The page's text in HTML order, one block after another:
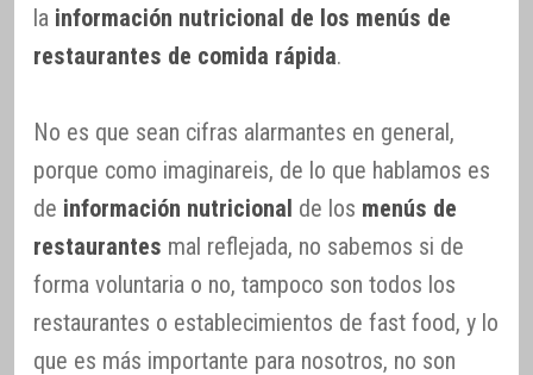
la información nutricional de los menús de
restaurantes de comida rápida.
No es que sean cifras alarmantes en general,
porque como imaginareis, de lo que hablamos es
de información nutricional de los menús de
restaurantes mal reflejada, no sabemos si de
forma voluntaria o no, tampoco son todos los
restaurantes o establecimientos de fast food, y lo
que es más importante para nosotros, no son